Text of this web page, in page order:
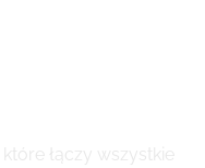
łączy wszystkie